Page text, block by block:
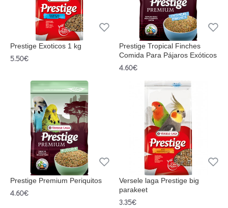
Prestige Exoticos 1 kg
5.50€
Prestige Tropical Finches
Comida Para Pájaros Exóticos
4.60€
Prestige Premium Periquitos
4.60€
Versele laga Prestige big
parakeet
3.35€